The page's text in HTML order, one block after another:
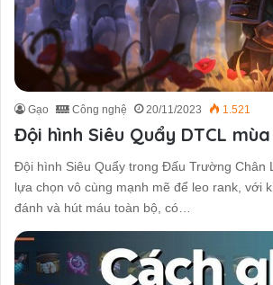
Gạo Công nghệ 20/11/2023 1.521
Đội hình Siêu Quẩy DTCL mùa
Đội hình Siêu Quẩy trong Đấu Trường Chân
lựa chọn vô cùng mạnh mẽ để leo rank, với
đánh và hút máu toàn bộ, có…